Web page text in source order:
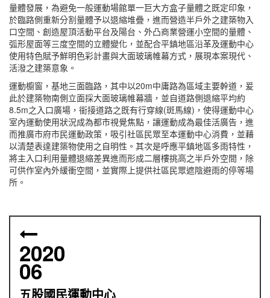
量體發展，為避免一般運動場館單一巨大方盒子量體之既定印象，
於臨路側重新分割量體予以退縮堆疊，進而營造半戶外之建築物入
口空間、創造屋頂活動平台及陽台、外凸商業營運小空間的量體、
弧形屋面等三度空間的立體變化，並配合平鎮地區沿革及運動中心
使用特色賦予鮮明色彩計畫與大面玻璃帷幕方式，展現本案現代、
活潑之建築意象。
運動櫥窗，基地三面臨路，其中以20m中庸路為區域主要幹道，爰
此於建築物南側立面採大面玻璃帷幕牆，並自道路側退縮平均約
8.5m之入口廣場，銜接道路之既有行穿線(斑馬線)，使得運動中心
室內運動使用狀況成為都市視覺焦點，讓運動成為最佳活廣告，進
而推廣市府市民運動政策，吸引社區民眾至本運動中心消費，並藉
以清楚表達建築物使用之自明性。其次是呼應平鎮地區多雨特性，
將主入口利用量體退縮差異進而形成二層樓挑高之半戶外空間，除
可供作室內外緩衝空間，並實際上提供社區民眾遮陰避雨的停等場
所。
2020
06
五股國民運動中心